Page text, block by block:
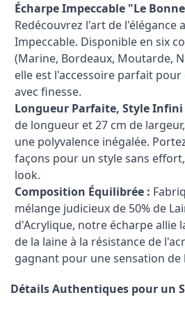
Écharpe Impeccable "Le
Redécouvrez l'art de l'élégance
Impeccable. Disponible en six
(Marine, Bordeaux, Moutarde,
elle est l'accessoire parfait
avec finesse.
Longueur Parfaite, Style Infini
de longueur et 27 cm de
une polyvalence inégalée.
façons pour un style sans
look.
Composition Équilibrée :
mélange judicieux de 50% de
d'Acrylique, notre écharpe allie
de la laine à la résistance de
gagnant pour une sensation de
Détails Authentiques pour un